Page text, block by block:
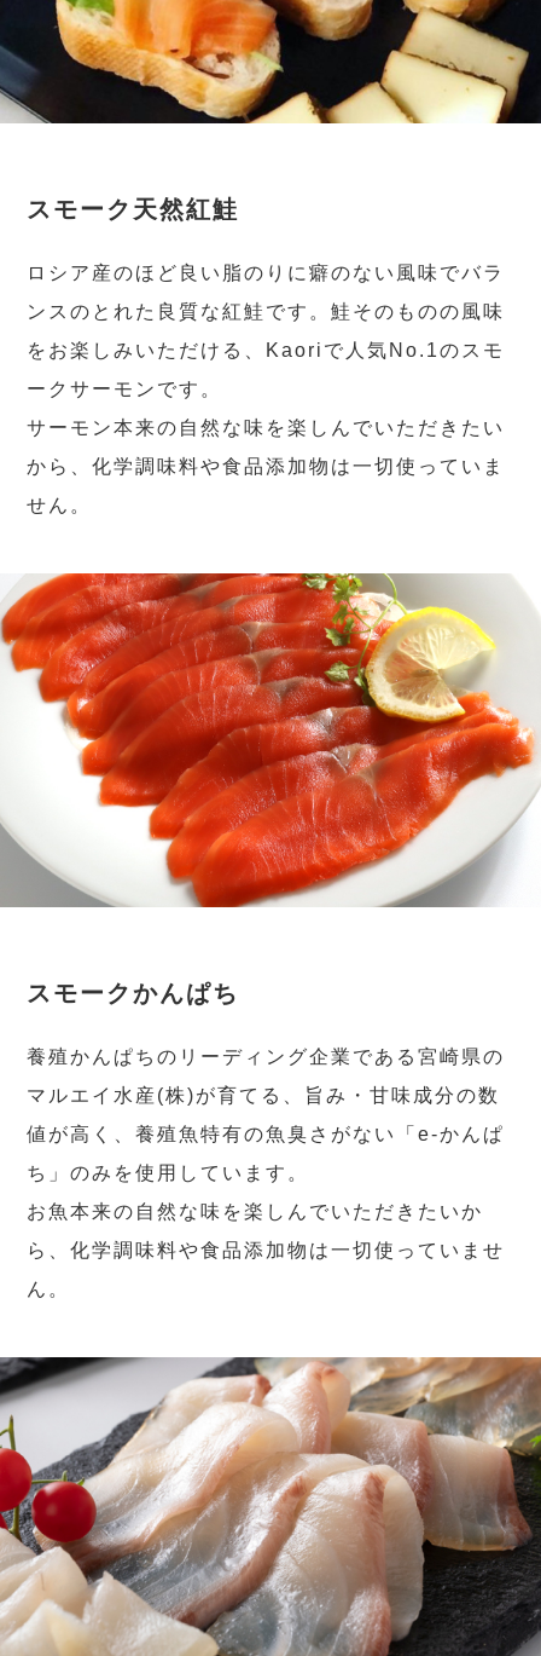
スモーク天然紅鮭
ロシア産のほど良い脂のりに癖のない風味でバラ
ンスのとれた良質な紅鮭です。鮭そのものの風味
をお楽しみいただける、Kaoriで人気No.1のスモ
ークサーモンです。
サーモン本来の自然な味を楽しんでいただきたい
から、化学調味料や食品添加物は一切使っていま
せん。
スモークかんぱち
養殖かんぱちのリーディング企業である宮崎県の
マルエイ水産(株)が育てる、旨み・甘味成分の数
値が高く、養殖魚特有の魚臭さがない「e-かんぱ
ち」のみを使用しています。
お魚本来の自然な味を楽しんでいただきたいか
ら、化学調味料や食品添加物は一切使っていませ
ん。